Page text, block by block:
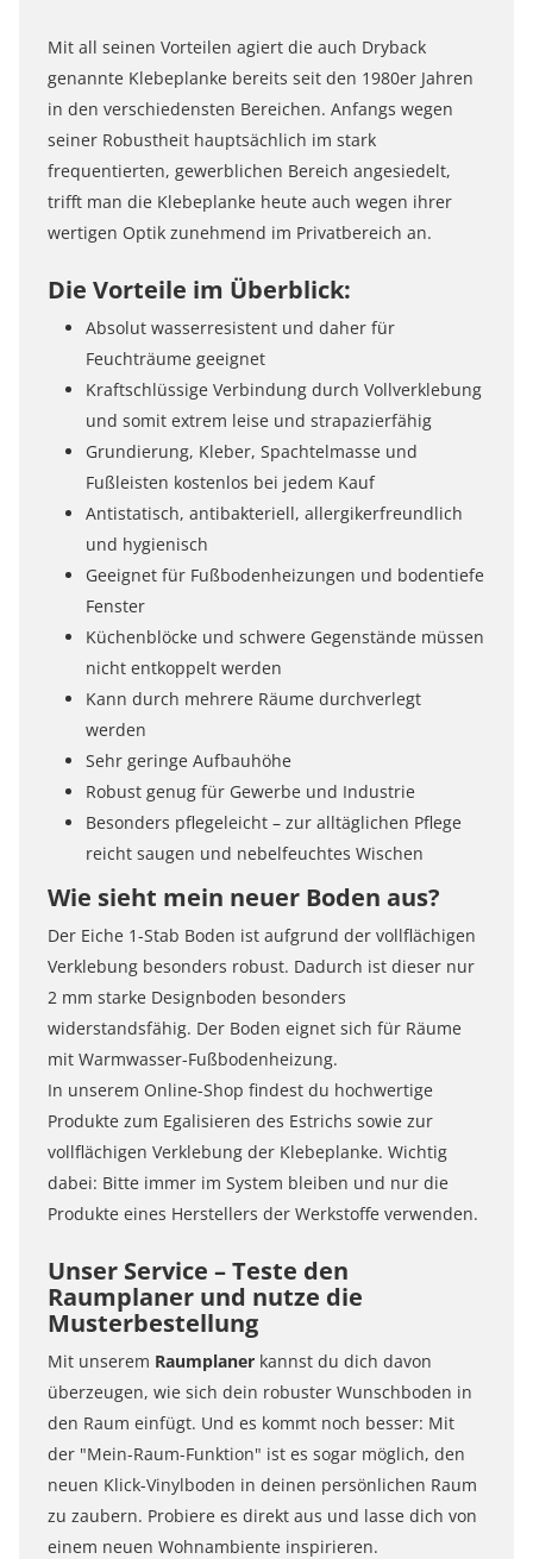
Mit all seinen Vorteilen agiert die auch Dryback
genannte Klebeplanke bereits seit den 1980er Jahren
in den verschiedensten Bereichen. Anfangs wegen
seiner Robustheit hauptsächlich im stark
frequentierten, gewerblichen Bereich angesiedelt,
trifft man die Klebeplanke heute auch wegen ihrer
wertigen Optik zunehmend im Privatbereich an.
Die Vorteile im Überblick:
Absolut wasserresistent und daher für
Feuchträume geeignet
Kraftschlüssige Verbindung durch Vollverklebung
und somit extrem leise und strapazierfähig
Grundierung, Kleber, Spachtelmasse und
Fußleisten kostenlos bei jedem Kauf
Antistatisch, antibakteriell, allergikerfreundlich
und hygienisch
Geeignet für Fußbodenheizungen und bodentiefe
Fenster
Küchenblöcke und schwere Gegenstände müssen
nicht entkoppelt werden
Kann durch mehrere Räume durchverlegt
werden
Sehr geringe Aufbauhöhe
Robust genug für Gewerbe und Industrie
Besonders pflegeleicht – zur alltäglichen Pflege
reicht saugen und nebelfeuchtes Wischen
Wie sieht mein neuer Boden aus?
Der Eiche 1-Stab Boden ist aufgrund der vollflächigen
Verklebung besonders robust. Dadurch ist dieser nur
2 mm starke Designboden besonders
widerstandsfähig. Der Boden eignet sich für Räume
mit Warmwasser-Fußbodenheizung.
In unserem Online-Shop findest du hochwertige
Produkte zum Egalisieren des Estrichs sowie zur
vollflächigen Verklebung der Klebeplanke. Wichtig
dabei: Bitte immer im System bleiben und nur die
Produkte eines Herstellers der Werkstoffe verwenden.
Unser Service – Teste den
Raumplaner und nutze die
Musterbestellung
Mit unserem Raumplaner kannst du dich davon
überzeugen, wie sich dein robuster Wunschboden in
den Raum einfügt. Und es kommt noch besser: Mit
der "Mein-Raum-Funktion" ist es sogar möglich, den
neuen Klick-Vinylboden in deinen persönlichen Raum
zu zaubern. Probiere es direkt aus und lasse dich von
einem neuen Wohnambiente inspirieren.